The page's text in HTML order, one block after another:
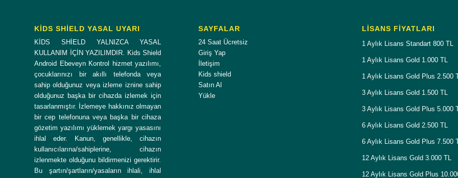
KİDS SHİELD YASAL UYARI
KİDS SHİELD YALNIZCA YASAL
KULLANIM İÇİN YAZILIMDIR. Kids Shield
Android Ebeveyn Kontrol hizmet yazılımı,
çocuklarınızı bir akıllı telefonda veya
sahip olduğunuz veya izleme iznine sahip
olduğunuz başka bir cihazda izlemek için
tasarlanmıştır. İzlemeye hakkınız olmayan
bir cep telefonuna veya başka bir cihaza
gözetim yazılımı yüklemek yargı yasasını
ihlal eder. Kanun, genellikle, cihazın
kullanıcılarına/sahiplerine, cihazın
izlenmekte olduğunu bildirmenizi gerektirir.
Bu şartın/şartların/yasaların ihlali, ihlal
SAYFALAR
24 Saat Ücretsiz
Giriş Yap
İletişim
Kids shield
Satın Al
Yükle
LISANS FIYATLARI
1 Aylık Lisans Standart 800 TL
1 Aylık Lisans Gold 1.000 TL
1 Aylık Lisans Gold Plus 2.500
3 Aylık Lisans Gold 1.500 TL
3 Aylık Lisans Gold Plus 5.000
6 Aylık Lisans Gold 2.500 TL
6 Aylık Lisans Gold Plus 7.500
12 Aylık Lisans Gold 3.000 TL
12 Aylık Lisans Gold Plus